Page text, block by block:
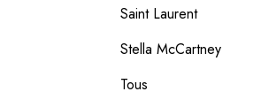
Saint Laurent
Stella McCartney
Tous